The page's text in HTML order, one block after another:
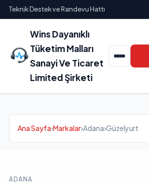
Teknik Destek ve Randevu Hattı
Wins Dayanıklı
Tüketim Malları
Sanayi Ve Ticaret
Limited Şirketi
Ana Sayfa›Markalar›Adana›Güzelyurt
ADANA